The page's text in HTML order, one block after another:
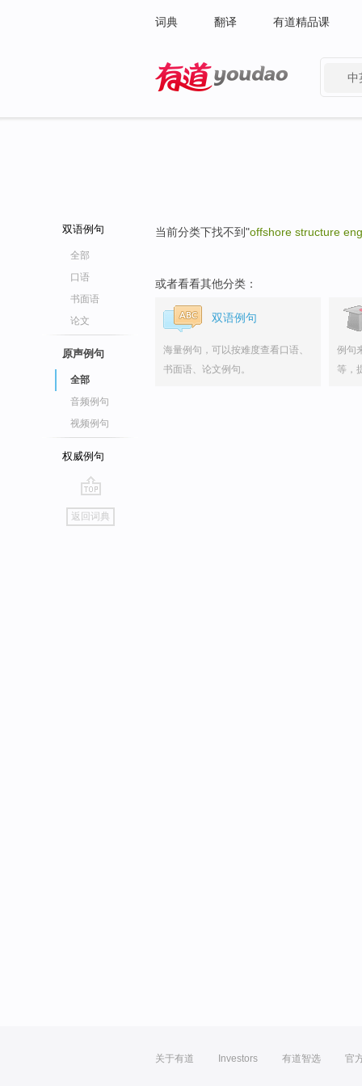
词典 翻译 有道精品课
中
双语例句
全部
口语
书面语
论文
原声例句
全部
音频例句
视频例句
权威例句
go
top
返回词典
当前分类下找不到"offshore structure
或者看看其他分类：
双语例句
海量例句，可以按难度查看口语、
书面语、论文例句。
例句
等，
关于有道 Investors 有道智选 官